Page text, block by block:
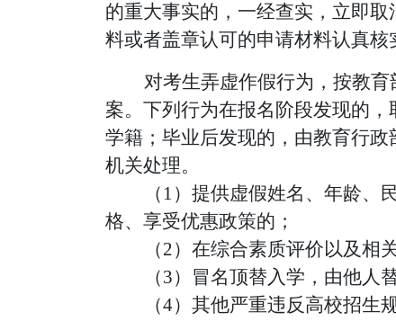
的重大事实的，一经查实，立即
料或者盖章认可的申请材料认真核
对考生弄虚作假行为，按教育
案。下列行为在报名阶段发现的
学籍；毕业后发现的，由教育行
机关处理。
（ 1）提供虚假姓名、年龄、
格、享受优惠政策的；
（2）在综合素质评价以及相
（3）冒名顶替入学，由他人
（4）其他严重违反高校招生